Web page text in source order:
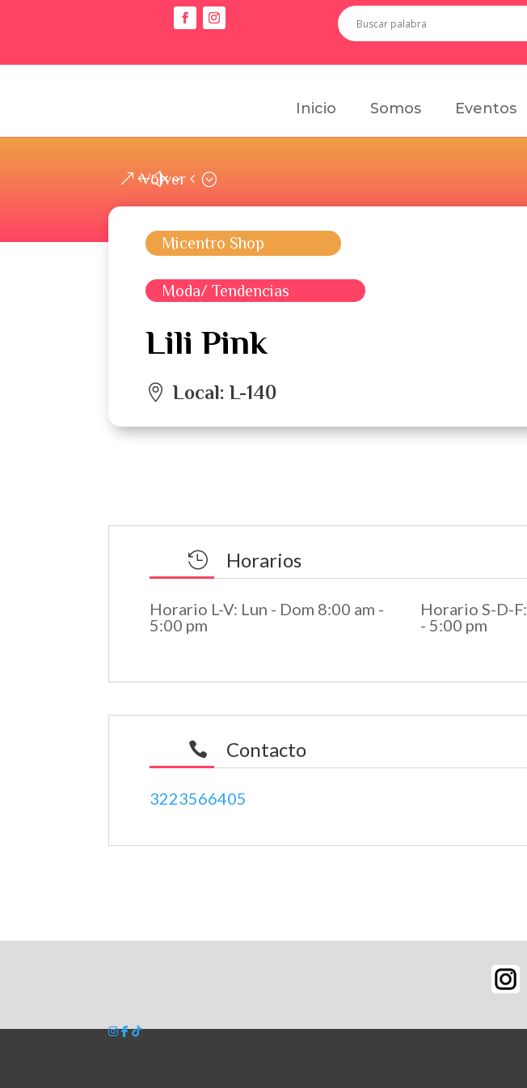
Inicio Somos Eventos
Volver
Micentro Shop
Moda/ Tendencias
Lili Pink
Local:L-140
 Horarios
Horario L-V: Lun - Dom 8:00 am -
5:00 pm
Horario S-D-F:
- 5:00 pm
 Contacto
3223566405